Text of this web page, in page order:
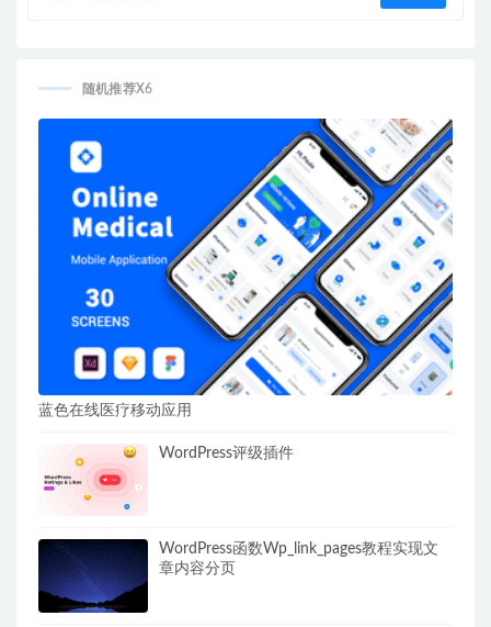
随机推荐X6
蓝色在线医疗移动应用
WordPress评级插件
WordPress函数Wp_link_pages教程实现文
章内容分页